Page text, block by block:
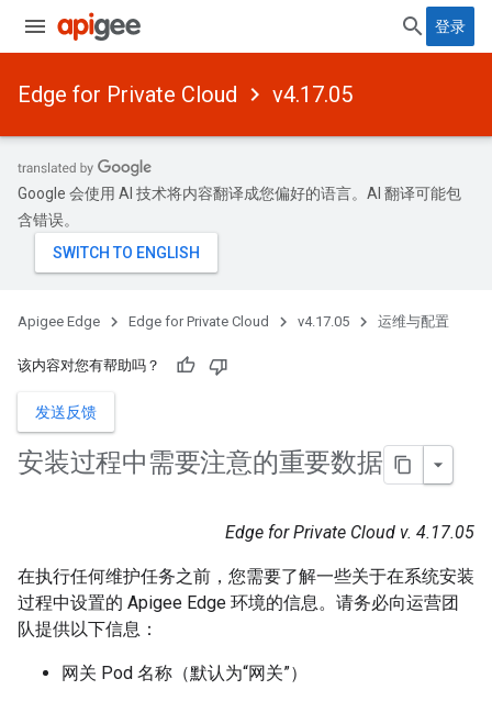
登录
Edge for Private Cloud v4.17.05
Google 会使用 AI 技术将内容翻译成您偏好的语言。AI 翻译可能包
含错误。
Apigee Edge Edge for Private Cloud v4.17.05 运维与配置
该内容对您有帮助吗？
发送反馈
安装过程中需要注意的重要数据
Edge for Private Cloud v. 4.17.05
在执行任何维护任务之前，您需要了解一些关于在系统安装
过程中设置的 Apigee Edge 环境的信息。请务必向运营团
队提供以下信息：
网关 Pod 名称（默认为“网关”）